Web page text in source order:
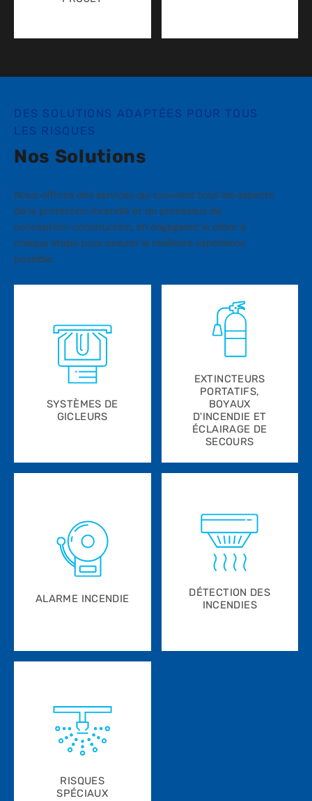
DES SOLUTIONS ADAPTÉES POUR TOUS
LES RISQUES
Nos Solutions
Nous offrons des services qui couvrent tous les aspects
de la protection incendie et du processus de
conception-construction, en engageant le client à
chaque étape pour assurer la meilleure expérience
possible.
SYSTÈMES DE
GICLEURS
EXTINCTEURS
PORTATIFS,
BOYAUX
D'INCENDIE ET
ÉCLAIRAGE DE
SECOURS
ALARME INCENDIE
DÉTECTION DES
INCENDIES
RISQUES
SPÉCIAUX